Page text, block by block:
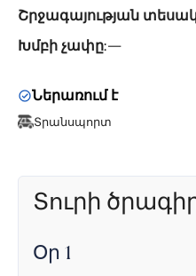
Շրջագայության
Խմբի չափը:—
Ներառում է
Տրանսպորտ
Տուրի
Օր 1